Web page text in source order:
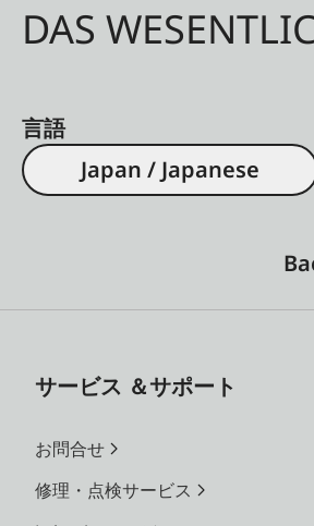
DAS
言語
Japan / Japanese
サービス ＆サポート
お問合せ
修理・点検サービス